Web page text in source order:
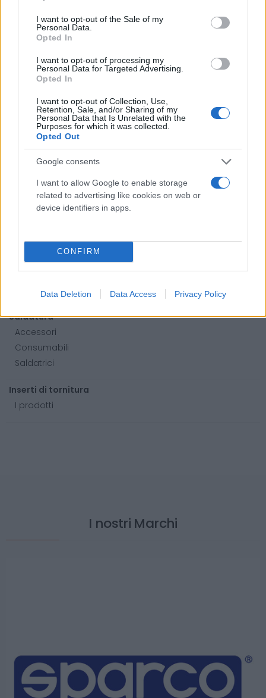
use your data for below specified purposes in below Google
consent section.
I want to opt-out of the Sale of my
Personal Data.
Opted In
I want to opt-out of processing my
Personal Data for Targeted Advertising.
Opted In
I want to opt-out of Collection, Use,
Retention, Sale, and/or Sharing of my
Personal Data that Is Unrelated with the
Purposes for which it was collected.
Opted Out
Google consents
I want to allow Google to enable storage
related to advertising like cookies on web or
device identifiers in apps.
CONFIRM
Data Deletion Data Access Privacy Policy
Abbigliamento alta visibilità
Adblue
Bombolette spray
Detergente mani
Grasso
Paste
Utensileria
Lame per sega a nastro
Utensili elettrici
Viteria e bulloneria
Fissaggio
Saldatura
Accessori
Consumabili
Saldatrici
Inserti di tornitura
I prodotti
I nostri Marchi